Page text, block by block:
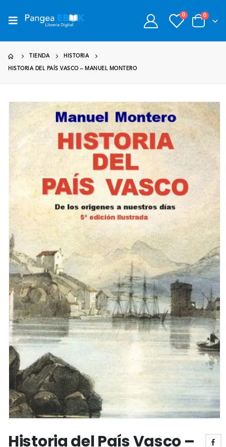
0 0
TIENDA HISTORIA
HISTORIA DEL PAÍS VASCO – MANUEL MONTERO
Historia del País Vasco –